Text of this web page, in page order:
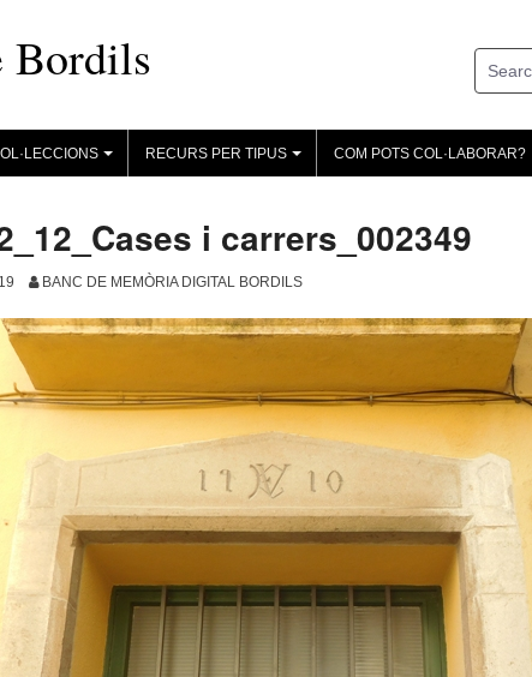
Bordils
+ +
RECURS PER TIPUS COM POTS COL·LABORAR?
i carrers_002349
BANC DE MEMÒRIA DIGITAL BORDILS